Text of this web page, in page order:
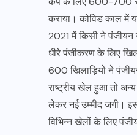
कराया। कोविड काल
2021 में किसी ने पंजीयन
धीरे पंजीकरण के लिए
600 खिलाड़ियों ने
राष्ट्रीय खेल हुआ तो
लेकर नई उम्मीद जगी।
विभिन्न खेलों के लिए